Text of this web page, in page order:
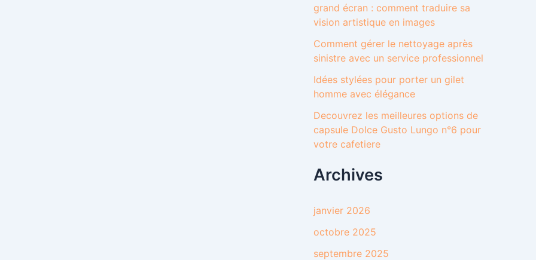
grand écran : comment traduire sa
vision artistique en images
Comment gérer le nettoyage après
sinistre avec un service professionnel
Idées stylées pour porter un gilet
homme avec élégance
Decouvrez les meilleures options de
capsule Dolce Gusto Lungo n°6 pour
votre cafetiere
Archives
janvier 2026
octobre 2025
septembre 2025